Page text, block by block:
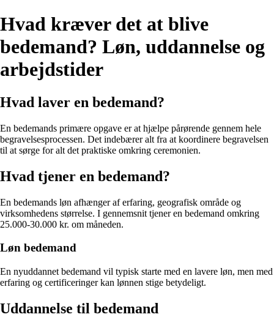
Hvad kræver det at blive
bedemand? Løn, uddannelse og
arbejdstider
Hvad laver en bedemand?
En bedemands primære opgave er at hjælpe pårørende gennem hele
begravelsesprocessen. Det indebærer alt fra at koordinere begravelsen
til at sørge for alt det praktiske omkring ceremonien.
Hvad tjener en bedemand?
En bedemands løn afhænger af erfaring, geografisk område og
virksomhedens størrelse. I gennemsnit tjener en bedemand omkring
25.000-30.000 kr. om måneden.
Løn bedemand
En nyuddannet bedemand vil typisk starte med en lavere løn, men med
erfaring og certificeringer kan lønnen stige betydeligt.
Uddannelse til bedemand